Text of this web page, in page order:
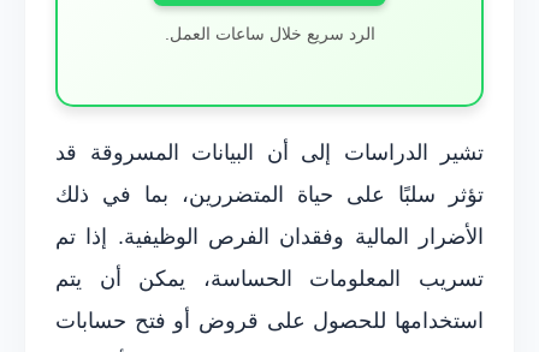
الرد سريع خلال ساعات العمل.
تشير الدراسات إلى أن البيانات المسروقة قد
تؤثر سلبًا على حياة المتضررين، بما في ذلك
الأضرار المالية وفقدان الفرص الوظيفية. إذا تم
تسريب المعلومات الحساسة، يمكن أن يتم
استخدامها للحصول على قروض أو فتح حسابات